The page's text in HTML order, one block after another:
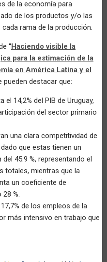
de la economía para
de los productos y/o las
rama de la producción.
“Haciendo visible la
para la estimación de la
en América Latina y el
pueden destacar que:
14,2% del PIB de Uruguay,
del sector primario
una clara competitividad de
que estas tienen un
45.9 %, representando el
totales, mientras que la
un coeficiente de
%.
de los empleos de la
más intensivo en trabajo que